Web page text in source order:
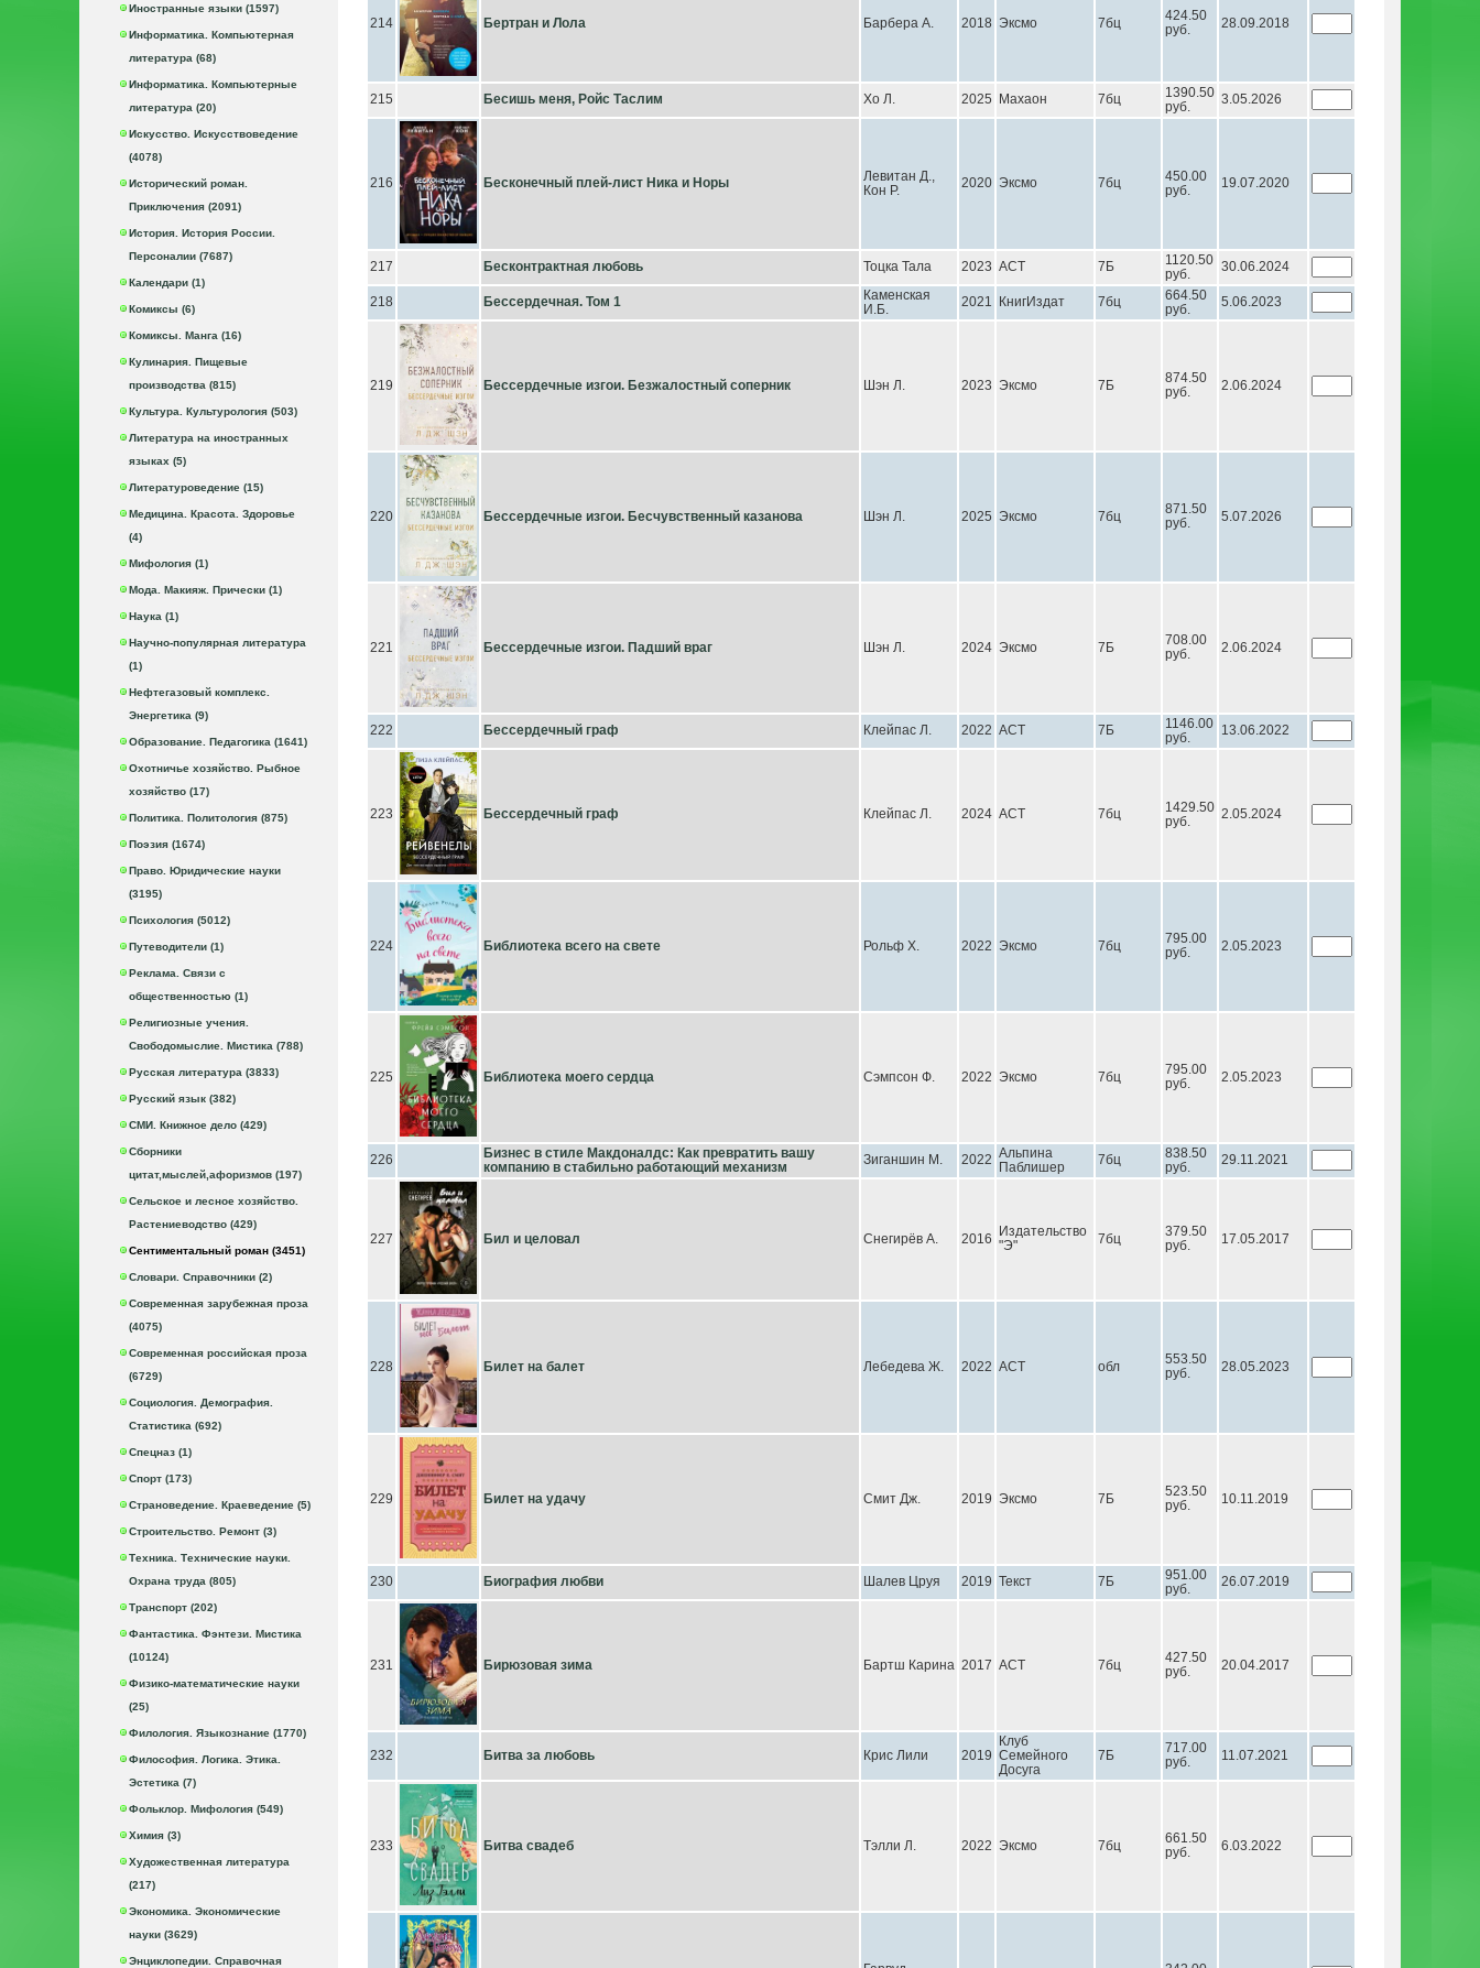
Иностранные языки (1597)
Информатика. Компьютерная
литература (68)
Информатика. Компьютерные
литература (20)
Искусство. Искусствоведение
(4078)
Исторический роман.
Приключения (2091)
История. История России.
Персоналии (7687)
Календари (1)
Комиксы (6)
Комиксы. Манга (16)
Кулинария. Пищевые
производства (815)
Культура. Культурология (503)
Литература на иностранных
языках (5)
Литературоведение (15)
Медицина. Красота. Здоровье
(4)
Мифология (1)
Мода. Макияж. Прически (1)
Наука (1)
Научно-популярная литература
(1)
Нефтегазовый комплекс.
Энергетика (9)
Образование. Педагогика (1641)
Охотничье хозяйство. Рыбное
хозяйство (17)
Политика. Политология (875)
Поэзия (1674)
Право. Юридические науки
(3195)
Психология (5012)
Путеводители (1)
Реклама. Связи с
общественностью (1)
Религиозные учения.
Свободомыслие. Мистика (788)
Русская литература (3833)
Русский язык (382)
СМИ. Книжное дело (429)
Сборники
цитат,мыслей,афоризмов (197)
Сельское и лесное хозяйство.
Растениеводство (429)
Сентиментальный роман (3451)
Словари. Справочники (2)
Современная зарубежная проза
(4075)
Современная российская проза
(6729)
Социология. Демография.
Статистика (692)
Спецназ (1)
Спорт (173)
Страноведение. Краеведение (5)
Строительство. Ремонт (3)
Техника. Технические науки.
Охрана труда (805)
Транспорт (202)
Фантастика. Фэнтези. Мистика
(10124)
Физико-математические науки
(25)
Филология. Языкознание (1770)
Философия. Логика. Этика.
Эстетика (7)
Фольклор. Мифология (549)
Химия (3)
Художественная литература
(217)
Экономика. Экономические
науки (3629)
Энциклопедии. Справочная
214 Бертран и Лола Барбера А. 2018 Эксмо 7бц
424.50
руб.
28.09.2018
215 Бесишь меня, Ройс Таслим Хо Л. 2025 Махаон 7бц
1390.50
руб.
3.05.2026
216 Бесконечный плей-лист Ника и Норы
Левитан Д.,
Кон Р.
2020 Эксмо 7бц
450.00
руб.
19.07.2020
217 Бесконтрактная любовь Тоцка Тала 2023 АСТ 7Б
1120.50
руб.
30.06.2024
218 Бессердечная. Том 1
Каменская
И.Б.
2021 КнигИздат 7бц
664.50
руб.
5.06.2023
219 Бессердечные изгои. Безжалостный соперник Шэн Л. 2023 Эксмо 7Б
874.50
руб.
2.06.2024
220 Бессердечные изгои. Бесчувственный казанова Шэн Л. 2025 Эксмо 7бц
871.50
руб.
5.07.2026
221 Бессердечные изгои. Падший враг Шэн Л. 2024 Эксмо 7Б
708.00
руб.
2.06.2024
222 Бессердечный граф Клейпас Л. 2022 АСТ 7Б
1146.00
руб.
13.06.2022
223 Бессердечный граф Клейпас Л. 2024 АСТ 7бц
1429.50
руб.
2.05.2024
224 Библиотека всего на свете Рольф Х. 2022 Эксмо 7бц
795.00
руб.
2.05.2023
225 Библиотека моего сердца Сэмпсон Ф. 2022 Эксмо 7бц
795.00
руб.
2.05.2023
226
Бизнес в стиле Макдоналдс: Как превратить вашу
компанию в стабильно работающий механизм
Зиганшин М. 2022 Альпина
Паблишер
7бц
838.50
руб.
29.11.2021
227 Бил и целовал Снегирёв А. 2016
Издательство
"Э"
7бц
379.50
руб.
17.05.2017
228 Билет на балет Лебедева Ж. 2022 АСТ обл
553.50
руб.
28.05.2023
229 Билет на удачу Смит Дж. 2019 Эксмо 7Б
523.50
руб.
10.11.2019
230 Биография любви Шалев Цруя 2019 Текст 7Б
951.00
руб.
26.07.2019
231 Бирюзовая зима Бартш Карина 2017 АСТ 7бц
427.50
руб.
20.04.2017
232 Битва за любовь Крис Лили 2019
Клуб
Семейного
Досуга
7Б
717.00
руб.
11.07.2021
233 Битва свадеб Тэлли Л. 2022 Эксмо 7бц
661.50
руб.
6.03.2022